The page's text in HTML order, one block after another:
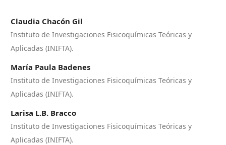
Claudia Chacón Gil
Instituto de Investigaciones Fisicoquímicas Teóricas y
Aplicadas (INIFTA).
María Paula Badenes
Instituto de Investigaciones Fisicoquímicas Teóricas y
Aplicadas (INIFTA).
Larisa L.B. Bracco
Instituto de Investigaciones Fisicoquímicas Teóricas y
Aplicadas (INIFTA).